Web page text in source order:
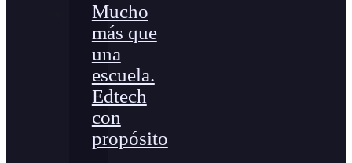
Mucho
más que
una
escuela.
Edtech
con
propósito